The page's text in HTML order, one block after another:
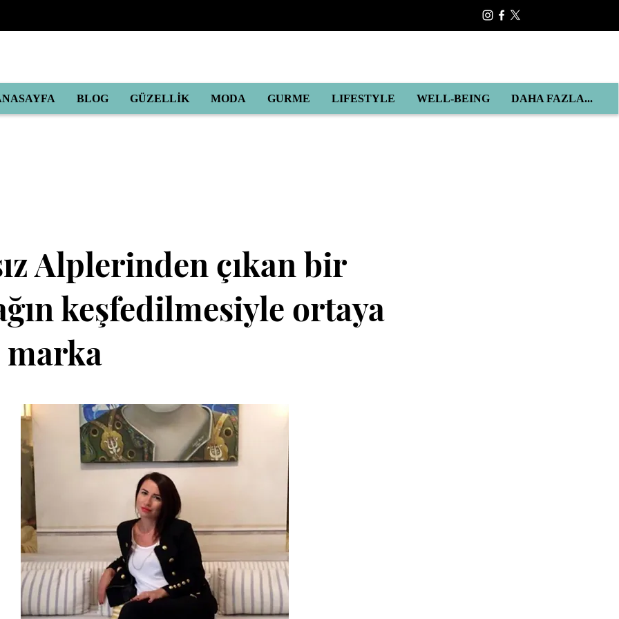
BLOG GÜZELLİK MODA GURME LIFESTYLE WELL-BEING DAHA FAZLA...
Alplerinden çıkan bir
keşfedilmesiyle ortaya
marka